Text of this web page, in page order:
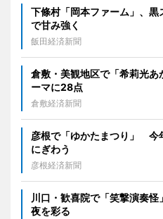
下條村「岡本ファーム」、
で甘み強く
飯田経済新聞
倉敷・美観地区で「希莉光
ーマに28点
倉敷経済新聞
彦根で「ゆかたまつり」 今
にぎわう
彦根経済新聞
川口・歓喜院で「笑撃演奏
夜を彩る